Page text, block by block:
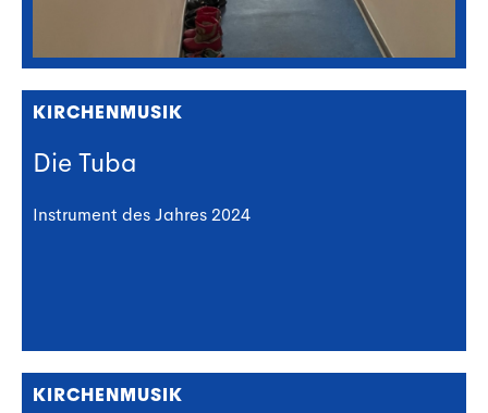
KIRCHENMUSIK
Die Tuba
Instrument des Jahres 2024
KIRCHENMUSIK